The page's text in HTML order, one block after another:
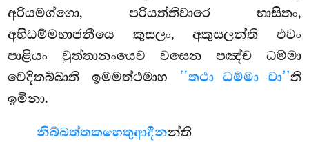
අරියමග්ගො, පරියත්තිවාරෙ භාසිතං,
අභිධම්මභාජනීයෙ කුසලං, අකුසලන්ති එවං
පාළියං වුත්තානංයෙව වසෙන පඤ්ච ධම්මා
වෙදිතබ්බාති ඉමමත්ථමාහ ‘‘තථා ධම්මා චා’’ති
ඉමිනා.
නිබ්බත්තකහෙතුආදීනන්ති